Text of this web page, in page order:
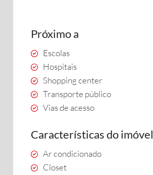
Próximo a
Escolas
Hospitais
Shopping center
Transporte público
Vias de acesso
Características do imóvel
Ar condicionado
Closet